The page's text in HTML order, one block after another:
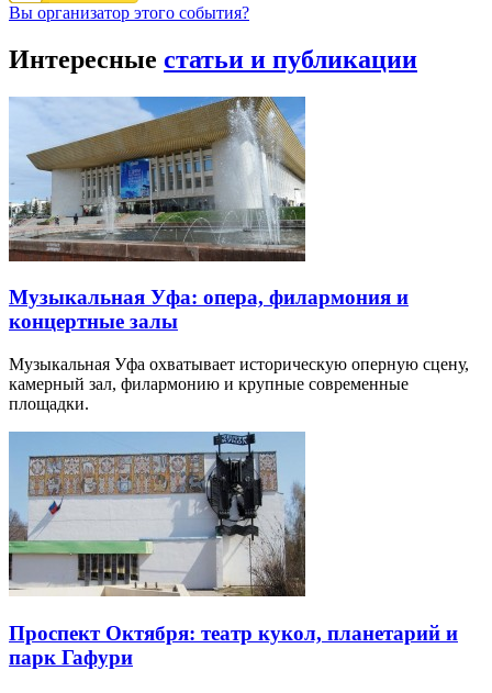
Вы организатор этого события?
Интересные статьи и публикации
Музыкальная Уфа: опера, филармония и
концертные залы
Музыкальная Уфа охватывает историческую оперную сцену,
камерный зал, филармонию и крупные современные
площадки.
Проспект Октября: театр кукол, планетарий и
парк Гафури